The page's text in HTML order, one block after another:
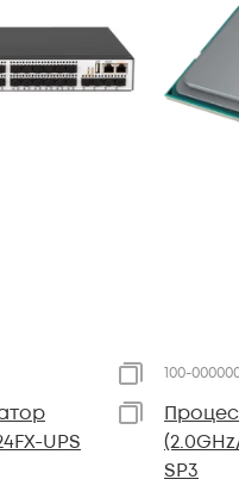
UPS
100-
SP3